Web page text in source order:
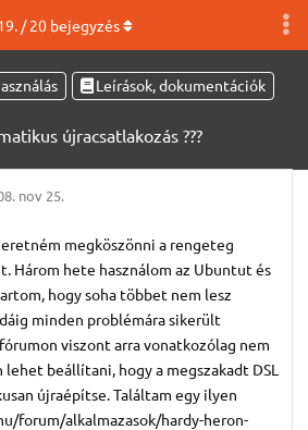
Leírások, dokumentációk
újracsatlakozás ???
. /20bejegyzés
nov 25.
megköszönni a rengeteg
Három hete használom az Ubuntut és
hogy soha többet nem lesz
minden problémára sikerült
viszont arra vonatkozólag nem
beállítani, hogy a megszakadt DSL
újraépítse. Találtam egy ilyen
forum/alkalmazasok/hardy-heron-